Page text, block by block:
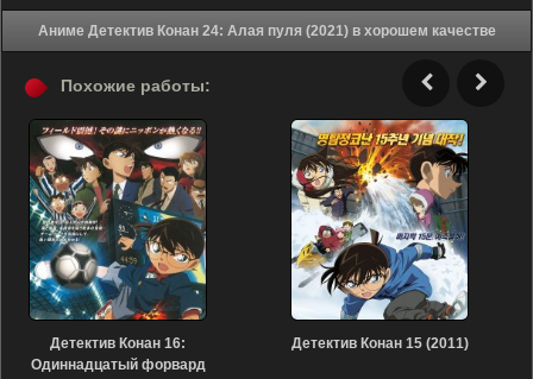
Аниме Детектив Конан 24: Алая пуля (2021) в хорошем качестве
Похожие работы:
Детектив Конан 16:
Одиннадцатый форвард
Детектив Конан 15 (2011)